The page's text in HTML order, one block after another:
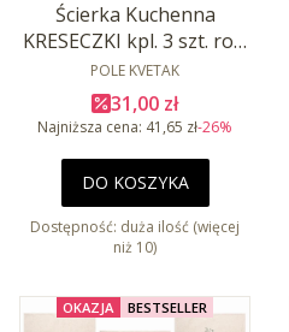
Ścierka Kuchenna
KRESECZKI kpl. 3 szt. roz.
47x70 cm Len 28% Baw
72%
PRODUCENT
POLE KVETAK
Cena promocyjna
31,00 zł
Najniższa cena: 41,65 zł-26%
DO KOSZYKA
Dostępność: duża ilość (więcej
niż 10)
OKAZJA BESTSELLER